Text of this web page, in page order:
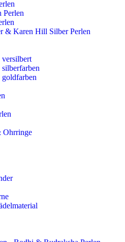
Perlen
& Karen Hill Silber Perlen
Ohrringe